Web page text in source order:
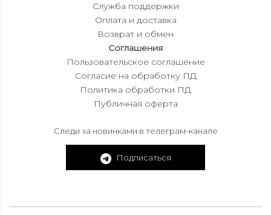
Служба поддержки
Оплата и доставка
Возврат и обмен
Соглашения
Пользовательское соглашение
Согласие на обработку ПД
Политика обработки ПД
Публичная оферта
Следи за новинками в телеграм-канале
Подписаться